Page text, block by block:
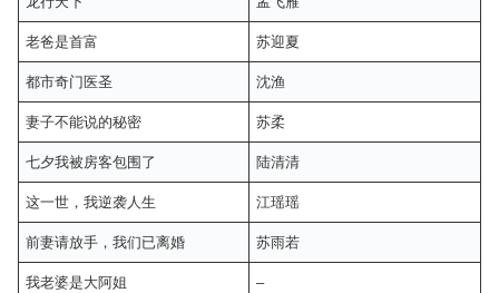
老爸是首富 苏迎夏
都市奇门医圣 沈渔
妻子不能说的秘密 苏柔
七夕我被房客包围了 陆清清
这一世，我逆袭人生 江瑶瑶
前妻请放手，我们已离婚 苏雨若
我老婆是大阿姐 –